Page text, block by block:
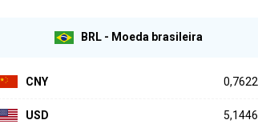
BRL - Moeda brasileira
CNY 0,7622
USD 5,1446